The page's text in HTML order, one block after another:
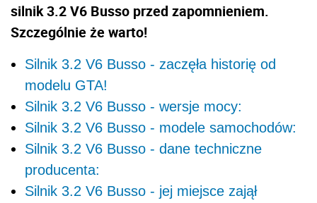
silnik 3.2 V6 Busso przed zapomnieniem.
Szczególnie że warto!
Silnik 3.2 V6 Busso - zaczęła historię od
modelu GTA!
Silnik 3.2 V6 Busso - wersje mocy:
Silnik 3.2 V6 Busso - modele samochodów:
Silnik 3.2 V6 Busso - dane techniczne
producenta:
Silnik 3.2 V6 Busso - jej miejsce zajął